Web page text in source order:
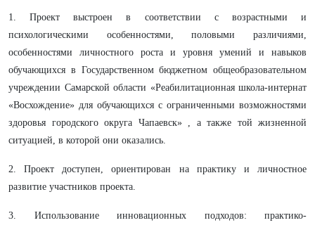
1. Проект выстроен в соответствии с возрастными и
психологическими особенностями, половыми различиями,
особенностями личностного роста и уровня умений и навыков
обучающихся в Государственном бюджетном общеобразовательном
учреждении Самарской области «Реабилитационная школа-интернат
«Восхождение» для обучающихся с ограниченными возможностями
здоровья городского округа Чапаевск»
, а также той жизненной
ситуацией, в которой они оказались.
2. Проект доступен, ориентирован на практику и личностное
развитие участников проекта.
3. Использование инновационных подходов: практико-